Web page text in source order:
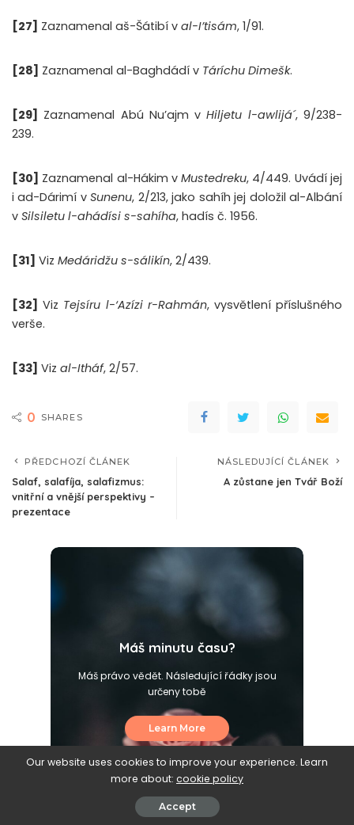
[27] Zaznamenal aš-Šátibí v al-I’tisám, 1/91.
[28] Zaznamenal al-Baghdádí v Táríchu Dimešk.
[29] Zaznamenal Abú Nu’ajm vHiljetu l-awlijá´, 9/238-
239.
[30] Zaznamenal al-Hákim vMustedreku, 4/449. Uvádí jej
i ad-Dárimí vSunenu, 2/213, jako sahíh jej doložil al-Albání
v Silsiletu l-ahádísi s-sahíha, hadís č. 1956.
[31] Viz Medáridžu s-sálikín, 2/439.
[32] Viz Tejsíru l-‘Azízi r-Rahmán, vysvětlení příslušného
verše.
[33] Viz al-Itháf, 2/57.
0 SHARES
PŘEDCHOZÍ ČLÁNEK
Salaf, salafíja, salafizmus:
vnitřní a vnější perspektivy –
prezentace
NÁSLEDUJÍCÍ ČLÁNEK
A zůstane jen Tvář Boží
Máš minutu času?
Máš právo vědět. Následující řádky jsou
určeny tobě
Learn More
Our website uses cookies to improve your experience. Learn
more about: cookie policy
Accept